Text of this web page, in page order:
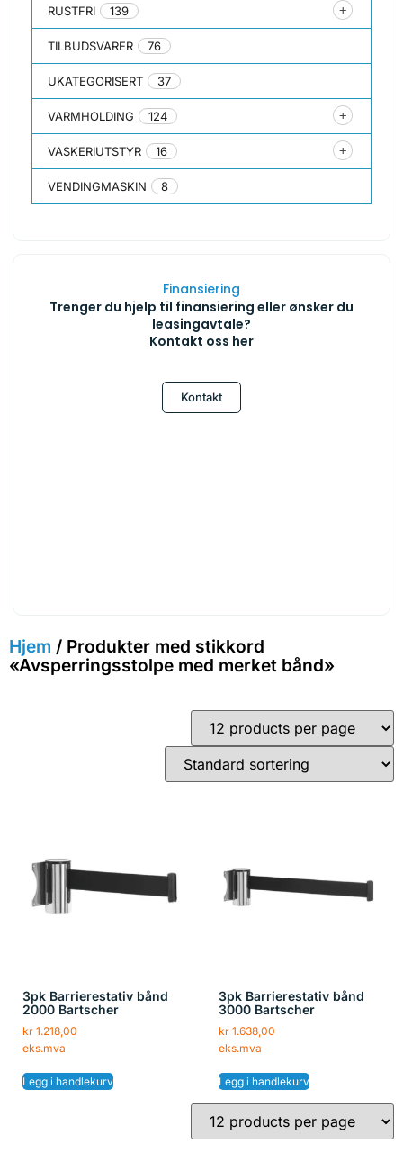
RUSTFRI 139
TILBUDSVARER 76
UKATEGORISERT 37
VARMHOLDING 124
VASKERIUTSTYR 16
VENDINGMASKIN 8
Finansiering
Trenger du hjelp til finansiering eller ønsker du
leasingavtale?
Kontakt oss her
Kontakt
Hjem / Produkter med stikkord
«Avsperringsstolpe med merket bånd»
3pk Barrierestativ bånd
2000 Bartscher
kr 1.218,00
eks.mva
Legg i handlekurv
3pk Barrierestativ bånd
3000 Bartscher
kr1.638,00
eks.mva
Legg i handlekurv